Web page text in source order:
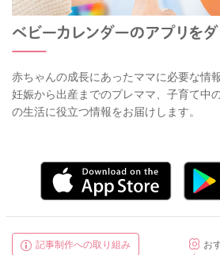
赤ちゃんの成長にあったママに必要な情
妊娠から出産までのプレママ、子育て中
の生活に役立つ情報をお届けします。
記事制作への取り組み
お